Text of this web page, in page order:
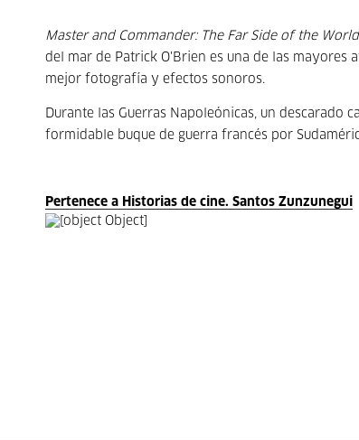
Master and Commander: The Far Side of the World
del mar de Patrick O'Brien es una de las mayores
mejor fotografía y efectos sonoros.
Durante las Guerras Napoleónicas, un descarado
formidable buque de guerra francés por
Pertenece a Historias de cine. Santos Zunzunegui